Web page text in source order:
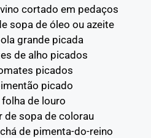
cortado em pedaços
sopa de óleo ou azeite
grande picada
de alho picados
picados
picado
folha de louro
de sopa de colorau
de pimenta-do-reino